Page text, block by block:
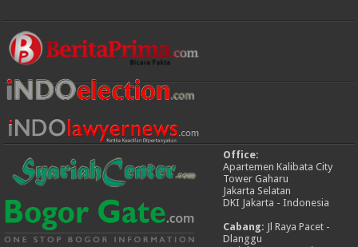
Office:
Apartemen Kalibata City
Tower Gaharu
Jakarta Selatan
DKI Jakarta - Indonesia
Cabang: Jl Raya Pacet -
Dlanggu